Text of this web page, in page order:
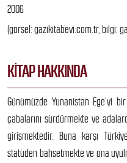
2006
(görsel: gazikitabevi.com.tr, bilgi:
KITAP HAKKINDA
Günümüzde Yunanistan Ege’yi
çabalarını sürdürmekte ve
girişmektedir. Buna karşı
statüden bahsetmekte ve ona